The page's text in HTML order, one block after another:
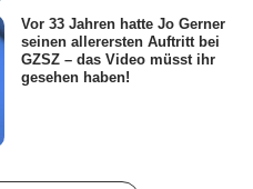
Vor 33 Jahren hatte Jo Gerner
seinen allerersten Auftritt bei
GZSZ – das Video müsst ihr
gesehen haben!